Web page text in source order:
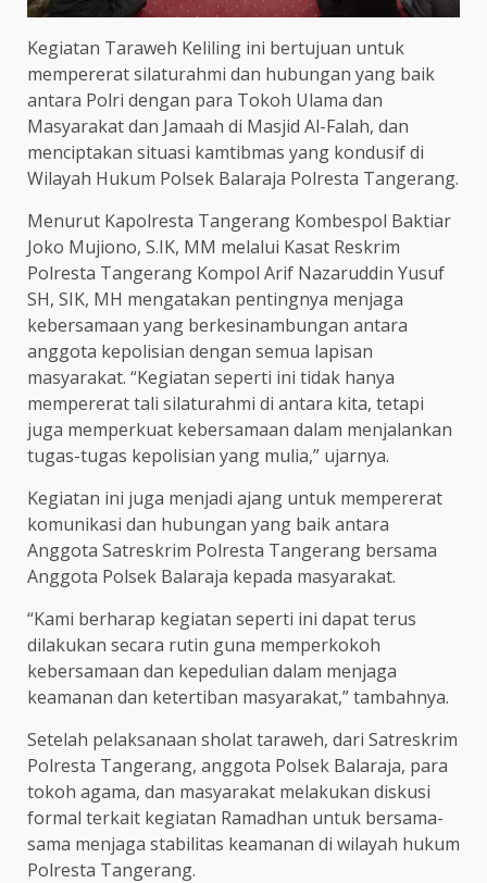
Kegiatan Taraweh Keliling ini bertujuan untuk
mempererat silaturahmi dan hubungan yang baik
antara Polri dengan para Tokoh Ulama dan
Masyarakat dan Jamaah di Masjid Al-Falah, dan
menciptakan situasi kamtibmas yang kondusif di
Wilayah Hukum Polsek Balaraja Polresta Tangerang.
Menurut Kapolresta Tangerang Kombespol Baktiar
Joko Mujiono, S.IK, MM melalui Kasat Reskrim
Polresta Tangerang Kompol Arif Nazaruddin Yusuf
SH, SIK, MH mengatakan pentingnya menjaga
kebersamaan yang berkesinambungan antara
anggota kepolisian dengan semua lapisan
masyarakat. “Kegiatan seperti ini tidak hanya
mempererat tali silaturahmi di antara kita, tetapi
juga memperkuat kebersamaan dalam menjalankan
tugas-tugas kepolisian yang mulia,” ujarnya.
Kegiatan ini juga menjadi ajang untuk mempererat
komunikasi dan hubungan yang baik antara
Anggota Satreskrim Polresta Tangerang bersama
Anggota Polsek Balaraja kepada masyarakat.
“Kami berharap kegiatan seperti ini dapat terus
dilakukan secara rutin guna memperkokoh
kebersamaan dan kepedulian dalam menjaga
keamanan dan ketertiban masyarakat,” tambahnya.
Setelah pelaksanaan sholat taraweh, dari Satreskrim
Polresta Tangerang, anggota Polsek Balaraja, para
tokoh agama, dan masyarakat melakukan diskusi
formal terkait kegiatan Ramadhan untuk bersama-
sama menjaga stabilitas keamanan di wilayah hukum
Polresta Tangerang.